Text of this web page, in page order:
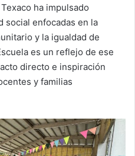
ha impulsado
social enfocadas en la
y la igualdad de
es un reflejo de ese
directo e inspiración
y familias